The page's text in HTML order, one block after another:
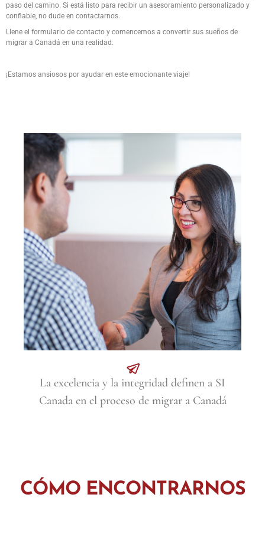
paso del camino. Si está listo para recibir un asesoramiento personalizado y
confiable, no dude en contactarnos.
Llene el formulario de contacto y comencemos a convertir sus sueños de
migrar a Canadá en una realidad.
¡Estamos ansiosos por ayudar en este emocionante viaje!
La excelencia y la integridad definen a SI
Canada en el proceso de migrar a Canadá
CÓMO ENCONTRARNOS